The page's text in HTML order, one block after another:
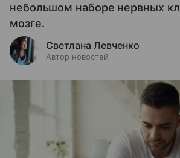
небольшом наборе нервных
мозге.
Светлана Левченко
Автор новостей